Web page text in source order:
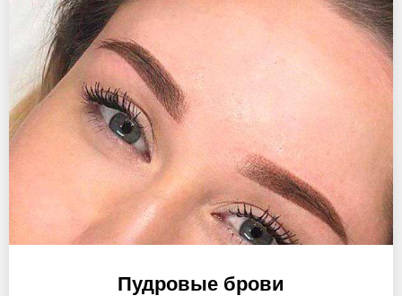
Пудровые брови